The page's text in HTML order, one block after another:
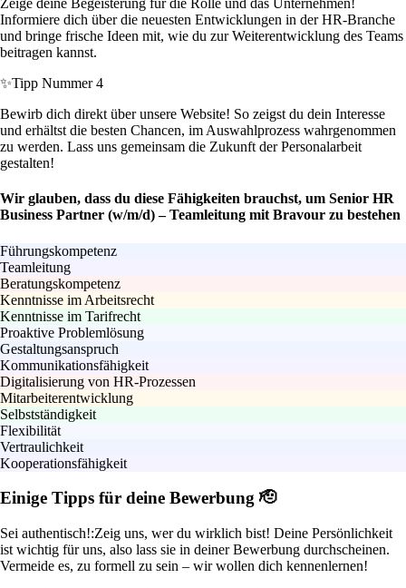
Zeige deine Begeisterung für die Rolle und das Unternehmen!
Informiere dich über die neuesten Entwicklungen in der HR-Branche
und bringe frische Ideen mit, wie du zur Weiterentwicklung des Teams
beitragen kannst.
✨Tipp Nummer 4
Bewirb dich direkt über unsere Website! So zeigst du dein Interesse
und erhältst die besten Chancen, im Auswahlprozess wahrgenommen
zu werden. Lass uns gemeinsam die Zukunft der Personalarbeit
gestalten!
Wir glauben, dass du diese Fähigkeiten brauchst, um Senior HR
Business Partner (w/m/d) – Teamleitung mit Bravour zu bestehen
Führungskompetenz
Teamleitung
Beratungskompetenz
Kenntnisse im Arbeitsrecht
Kenntnisse im Tarifrecht
Proaktive Problemlösung
Gestaltungsanspruch
Kommunikationsfähigkeit
Digitalisierung von HR-Prozessen
Mitarbeiterentwicklung
Selbstständigkeit
Flexibilität
Vertraulichkeit
Kooperationsfähigkeit
Einige Tipps für deine Bewerbung 🫡
Sei authentisch!:Zeig uns, wer du wirklich bist! Deine Persönlichkeit
ist wichtig für uns, also lass sie in deiner Bewerbung durchscheinen.
Vermeide es, zu formell zu sein – wir wollen dich kennenlernen!